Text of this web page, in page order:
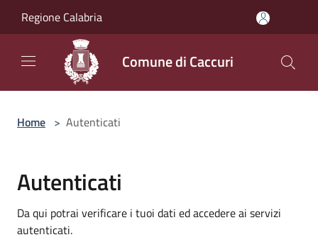
Regione Calabria
Comune di Caccuri
Home > Autenticati
Autenticati
Da qui potrai verificare i tuoi dati ed accedere ai servizi
autenticati.